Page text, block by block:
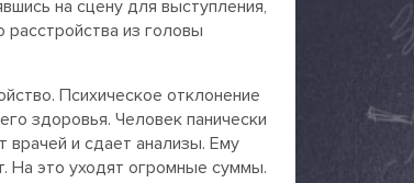
на сцену для выступления,
из головы
Психическое отклонение
здоровья. Человек панически
врачей и сдает анализы. Ему
На это уходят огромные суммы.